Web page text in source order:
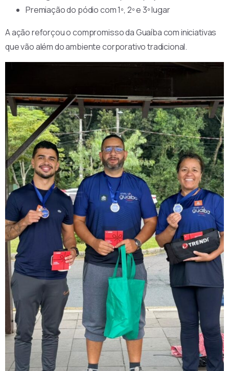
Premiação do pódio com 1º, 2º e 3º lugar
A ação reforçou o compromisso da Guaíba com iniciativas
que vão além do ambiente corporativo tradicional.